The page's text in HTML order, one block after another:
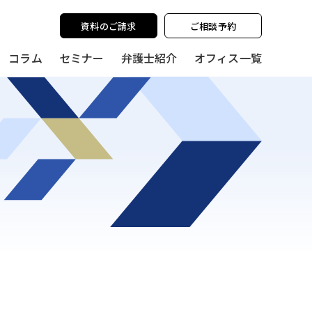
コラム セミナー 弁護士紹介 オフィス一覧
資料のご請求 ご相談予約
policy for details and any questions.YesNo